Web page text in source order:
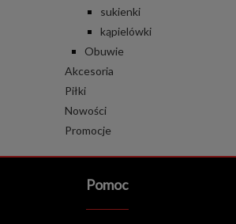
sukienki
kąpielówki
Obuwie
Akcesoria
Piłki
Nowości
Promocje
Pomoc